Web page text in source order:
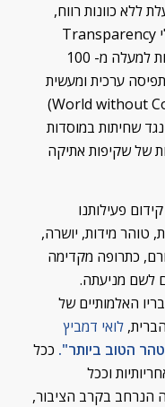
ללא כוונות רווח,
והיא סניף של הארגון החברתי הגלובלי Transparency
International – TI, הפועל באמצעות למעלה מ- 100
ערכית ומעשית
של עולם ללא שחיתות, World without Corruption) A)
שחיתות במוסדות
של שקיפות אתיקה
פעילותנו
טוהר מידות, יושרה,
כתרופה מקדימה
לשם מניעתה.
האלמותיים של
לואי דמביץ
הטוב ביותר". ככל
וככל
הנרחב בקרב הציבור,